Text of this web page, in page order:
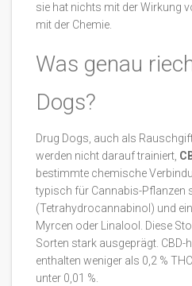
sie hat nichts mit der Wirkung
mit der Chemie.
Was genau
Dogs?
Drug Dogs, auch als
werden nicht darauf trainiert,
bestimmte chemische
typisch für Cannabis-Pflanzen
(Tetrahydrocannabinol) und
Myrcen oder Linalool. Diese
Sorten stark ausgeprägt. CBD-
enthalten weniger als 0,2 %
unter 0,01 %.